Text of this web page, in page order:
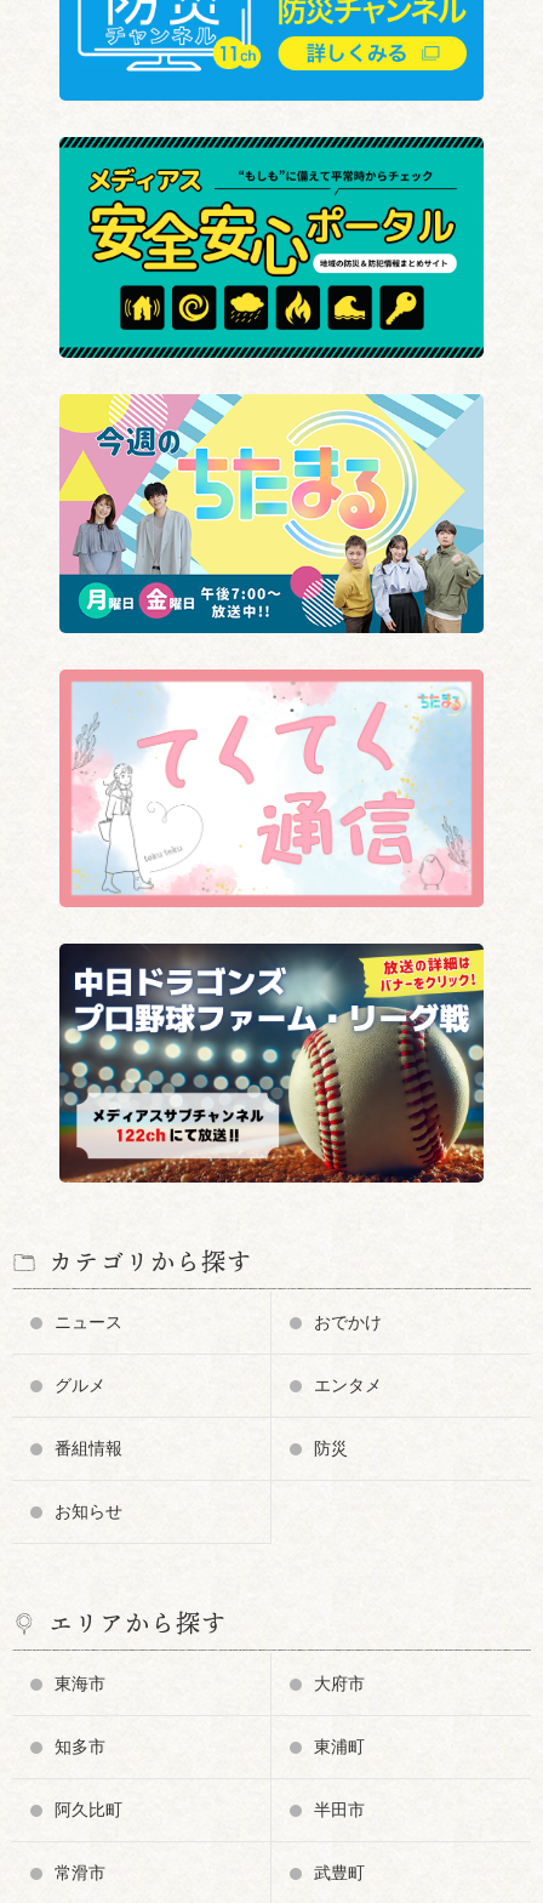
カテゴリから探す
ニュース おでかけ
グルメ エンタメ
番組情報 防災
お知らせ
エリアから探す
東海市 大府市
知多市 東浦町
阿久比町 半田市
常滑市 武豊町